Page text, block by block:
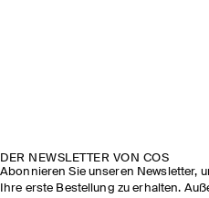
DER NEWSLETTER VON COS
Abonnieren Sie unseren Newsletter,
Ihre erste Bestellung zu erhalten.